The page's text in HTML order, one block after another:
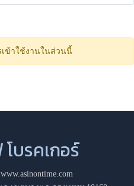
ข้าใช้งานในส่วนนี้
บรคเกอร์
www.asinontime.com